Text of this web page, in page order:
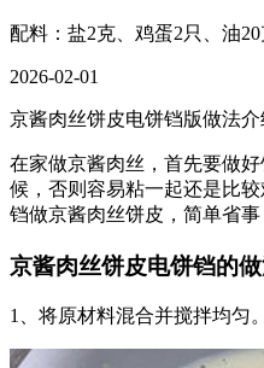
配料：盐2克、鸡蛋2只、油
2026-02-01
京酱肉丝饼皮电饼铛版做法介
在家做京酱肉丝，首先要做
候，否则容易粘一起还是比
铛做京酱肉丝饼皮，简单省事
京酱肉丝饼皮电饼铛的做
1、将原材料混合并搅拌均匀。